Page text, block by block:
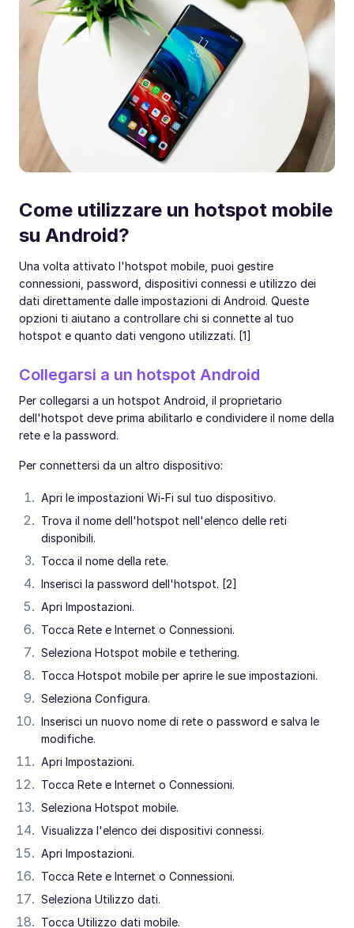
Come utilizzare un hotspot mobile
su Android?
Una volta attivato l'hotspot mobile, puoi gestire
connessioni, password, dispositivi connessi e utilizzo dei
dati direttamente dalle impostazioni di Android. Queste
opzioni ti aiutano a controllare chi si connette al tuo
hotspot e quanto dati vengono utilizzati. [1]
Collegarsi a un hotspot Android
Per collegarsi a un hotspot Android, il proprietario
dell'hotspot deve prima abilitarlo e condividere il nome della
rete e la password.
Per connettersi da un altro dispositivo:
Apri le impostazioni Wi-Fi sul tuo dispositivo.
Trova il nome dell'hotspot nell'elenco delle reti
disponibili.
Tocca il nome della rete.
Inserisci la password dell'hotspot. [2]
Apri Impostazioni.
Tocca Rete e Internet o Connessioni.
Seleziona Hotspot mobile e tethering.
Tocca Hotspot mobile per aprire le sue impostazioni.
Seleziona Configura.
Inserisci un nuovo nome di rete o password e salva le
modifiche.
Apri Impostazioni.
Tocca Rete e Internet o Connessioni.
Seleziona Hotspot mobile.
Visualizza l'elenco dei dispositivi connessi.
Apri Impostazioni.
Tocca Rete e Internet o Connessioni.
Seleziona Utilizzo dati.
Tocca Utilizzo dati mobile.